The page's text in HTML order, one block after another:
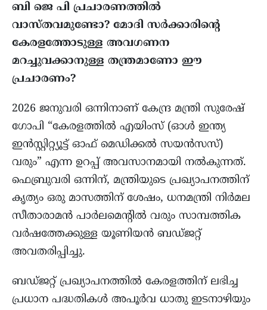
ബി ജെ പി പ്രചാരണത്തിൽ
വാസ്തവമുണ്ടോ? മോദി സർക്കാരിൻ്റെ
കേരളത്തോടുള്ള അവഗണന
മറച്ചുവക്കാനുള്ള തന്ത്രമാണോ ഈ
പ്രചാരണം?
2026 ജനുവരി ഒന്നിനാണ് കേന്ദ്ര മന്ത്രി സുരേഷ്
ഗോപി “കേരളത്തിൽ എയിംസ് (ഓൾ ഇന്ത്യ
ഇൻസ്റ്റിറ്റ്യൂട്ട് ഓഫ് മെഡിക്കൽ സയൻസസ്)
വരും” എന്ന ഉറപ്പ് അവസാനമായി നൽകുന്നത്.
ഫെബ്രുവരി ഒന്നിന്, മന്ത്രിയുടെ പ്രഖ്യാപനത്തിന്
കൃത്യം ഒരു മാസത്തിന് ശേഷം, ധനമന്ത്രി നിർമല
സീതാരാമൻ പാർലമെന്റിൽ വരും സാമ്പത്തിക
വർഷത്തേക്കുള്ള യൂണിയൻ ബഡ്ജറ്റ്
അവതരിപ്പിച്ചു.
ബഡ്ജറ്റ് പ്രഖ്യാപനത്തിൽ കേരളത്തിന് ലഭിച്ച
പ്രധാന പദ്ധതികൾ അപൂർവ ധാതു ഇടനാഴിയും